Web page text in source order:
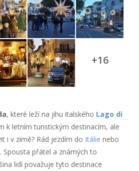
+16
, které leží na jihu italského Lago di
k letním turistickým destinacím, ale
i v zimě? Rád jezdím do Itálie nebo
Spousta přátel a známých to
lidí považuje tyto destinace